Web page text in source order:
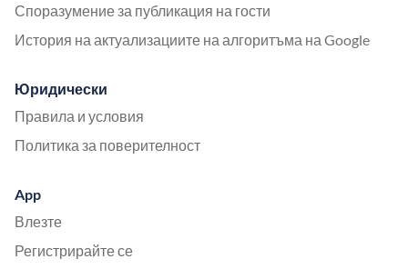
Споразумение за публикация на гости
История на актуализациите на алгоритъма на Google
Юридически
Правила и условия
Политика за поверителност
App
Влезте
Регистрирайте се